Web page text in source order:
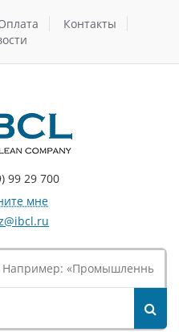
Контакты
99 29 700
мне